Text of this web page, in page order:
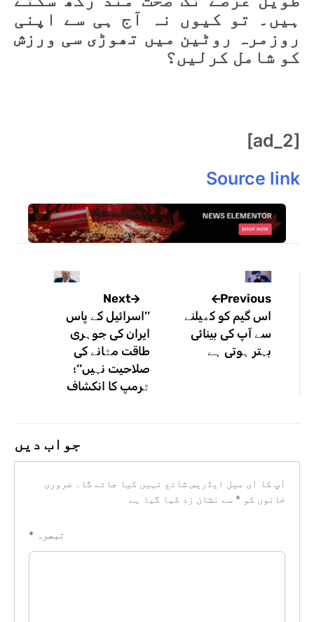
ہیں۔ تو کیوں نہ آج ہی سے اپنی
روزمرہ روٹین میں تھوڑی سی ورزش
کو شامل کرلیں؟
[ad_2]
Source link
Previous
اس گیم کو کھیلنے
سے آپ کی بینائی
بہتر ہوتی ہے
Next
’’اسرائیل کے پاس
ایران کی جوہری
طاقت مٹانے کی
صلاحیت نہیں‘‘؛
ٹرمپ کا انکشاف
جواب دیں
آپ کا ای میل ایڈریس شائع نہیں کیا جائے گا۔
ضروری
خانوں کو * سے نشان زد کیا گیا ہے
تبصرہ *